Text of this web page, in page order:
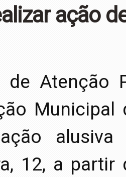
ação
de Atenção
Municipal
12, a